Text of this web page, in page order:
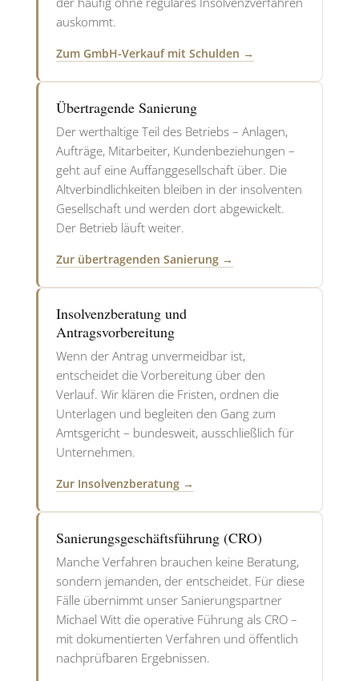
auskommt.
Zum GmbH-Verkauf mit Schulden →
Übertragende Sanierung
Der werthaltige Teil des Betriebs – Anlagen,
Aufträge, Mitarbeiter, Kundenbeziehungen –
geht auf eine Auffanggesellschaft über. Die
Altverbindlichkeiten bleiben in der insolventen
Gesellschaft und werden dort abgewickelt.
Der Betrieb läuft weiter.
Zur übertragenden Sanierung →
Insolvenzberatung und
Antragsvorbereitung
Wenn der Antrag unvermeidbar ist,
entscheidet die Vorbereitung über den
Verlauf. Wir klären die Fristen, ordnen die
Unterlagen und begleiten den Gang zum
Amtsgericht – bundesweit, ausschließlich für
Unternehmen.
Zur Insolvenzberatung →
Sanierungsgeschäftsführung (CRO)
Manche Verfahren brauchen keine Beratung,
sondern jemanden, der entscheidet. Für diese
Fälle übernimmt unser Sanierungspartner
Michael Witt die operative Führung als CRO –
mit dokumentierten Verfahren und öffentlich
nachprüfbaren Ergebnissen.